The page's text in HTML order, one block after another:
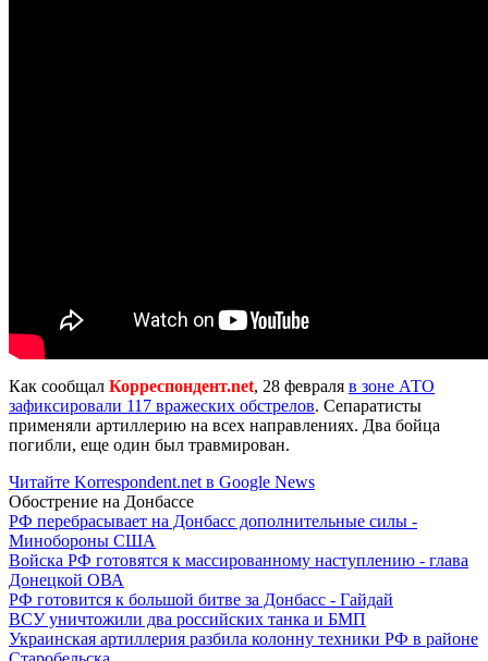
Как сообщал Корреспондент.net, 28 февраля в зоне АТО
зафиксировали 117 вражеских обстрелов. Сепаратисты
применяли артиллерию на всех направлениях. Два бойца
погибли, еще один был травмирован.
Читайте Korrespondent.net в Google News
Обострение на Донбассе
РФ перебрасывает на Донбасс дополнительные силы -
Минобороны США
Войска РФ готовятся к массированному наступлению - глава
Донецкой ОВА
РФ готовится к большой битве за Донбасс - Гайдай
ВСУ уничтожили два российских танка и БМП
Украинская артиллерия разбила колонну техники РФ в районе